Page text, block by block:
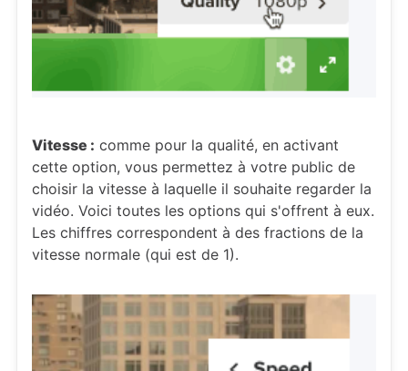
Vitesse : comme pour la qualité, en activant
cette option, vous permettez à votre public de
choisir la vitesse à laquelle il souhaite regarder la
vidéo. Voici toutes les options qui s'offrent à eux.
Les chiffres correspondent à des fractions de la
vitesse normale (qui est de 1).